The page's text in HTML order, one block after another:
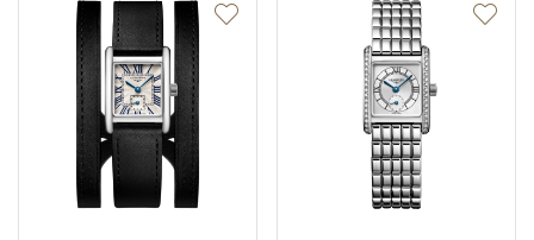
Záruční doba
nepodnikatelé (měsíců)
Modelová řada Mini DolceVita